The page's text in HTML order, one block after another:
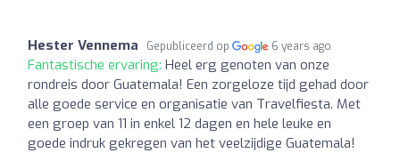
Hester Vennema Gepubliceerd op 6 years ago
Fantastische ervaring: Heel erg genoten van onze
rondreis door Guatemala! Een zorgeloze tijd gehad door
alle goede service en organisatie van Travelfiesta. Met
een groep van 11 in enkel 12 dagen en hele leuke en
goede indruk gekregen van het veelzijdige Guatemala!